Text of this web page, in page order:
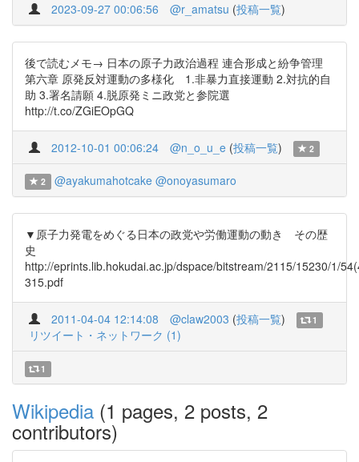
2023-09-27 00:06:56 @r_amatsu (投稿一覧)
後で読むメモ→ 日本の原子力政治過程 連合形成と紛争管理
第六章 原発反対運動の多様化 1.非暴力直接運動 2.対抗的自
助 3.署名請願 4.脱原発ミニ政党と参院選
http://t.co/ZGiEOpGQ
2012-10-01 00:06:24 @n_o_u_e (投稿一覧) 2
2 @ayakumahotcake @onoyasumaro
▼原子力発電をめぐる日本の政党や労働運動の動き その歴
史
http://eprints.lib.hokudai.ac.jp/dspace/bitstream/2115/15230/1/
315.pdf
2011-04-04 12:14:08 @claw2003 (投稿一覧) 1
リツイート・ネットワーク (1)
1
Wikipedia (1 pages, 2 posts, 2
contributors)